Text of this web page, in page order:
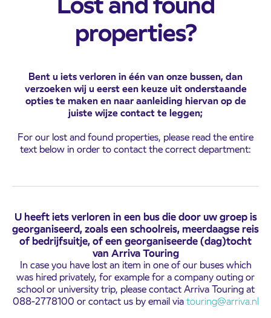
properties?
Bent u iets verloren in één van onze bussen, dan
verzoeken wij u eerst een keuze uit onderstaande
opties te maken en naar aanleiding hiervan op de
juiste wijze contact te leggen;
For our lost and found properties, please read the entire
text below in order to contact the correct department:
U heeft iets verloren in een bus die door uw groep is
georganiseerd, zoals een schoolreis, meerdaagse reis
of bedrijfsuitje, of een georganiseerde (dag)tocht
van Arriva Touring
In case you have lost an item in one of our buses which
was hired privately, for example for a company outing or
school or university trip, please contact Arriva Touring at
088-2778100 or contact us by email viatouring@arriva.nl